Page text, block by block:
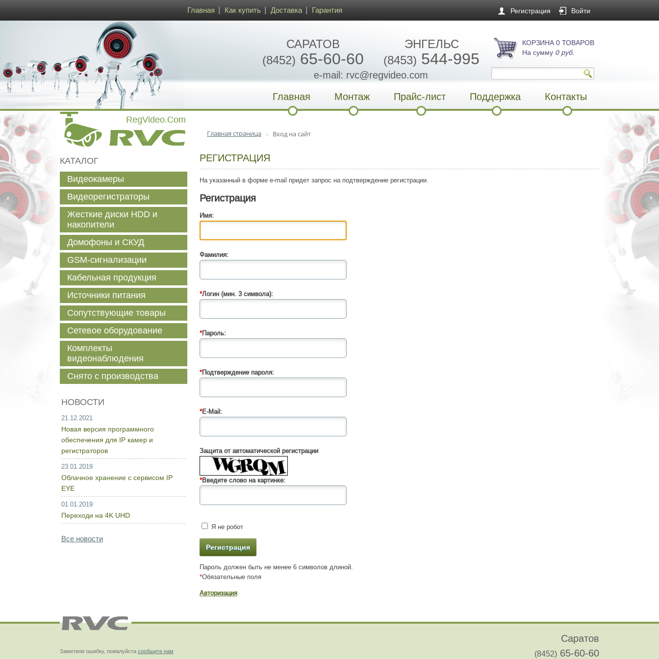
Главная Как купить Доставка Гарантия Регистрация Войти
САРАТОВ
(8452) 65-60-60
ЭНГЕЛЬС
(8453) 544-995
e-mail: rvc@regvideo.com
КОРЗИНА 0 ТОВАРОВ
На сумму 0 руб.
Главная Монтаж Прайс-лист Поддержка Контакты
Главная страница Вход на сайт
РЕГИСТРАЦИЯ
На указанный в форме e-mail придет запрос на подтверждение регистрации.
Регистрация
Имя:
Фамилия:
*Логин (мин. 3 символа):
*Пароль:
*Подтверждение пароля:
*E-Mail:
Защита от автоматической регистрации
*Введите слово на картинке:
Я не робот
Пароль должен быть не менее 6 символов длиной.
*Обязательные поля
Авторизация
КАТАЛОГ
Видеокамеры
Видеорегистраторы
Жесткие диски HDD и
накопители
Домофоны и СКУД
GSM-сигнализации
Кабельная продукция
Источники питания
Сопутствующие товары
Сетевое оборудование
Комплекты
видеонаблюдения
Снято с производства
НОВОСТИ
21.12.2021
Новая версия программного
обеспечения для IP камер и
регистраторов
23.01.2019
Облачное хранение с сервисом IP
EYE
01.01.2019
Переходи на 4K UHD
Все новости
Заметили ошибку, пожалуйста сообщите нам
Саратов
(8452) 65-60-60